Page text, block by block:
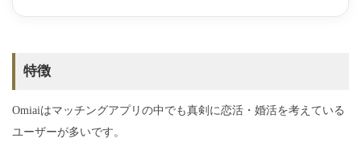
特徴
Omiaiはマッチングアプリの中でも真剣に恋活・婚活を考えている
ユーザーが多いです。